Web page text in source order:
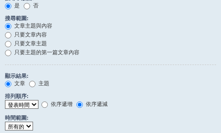
是
否
搜尋範圍:
文章主題與內容
只要文章內容
只要文章主題
只要主題的第一篇文章內容
顯示結果:
文章
主題
排列順序:
依序遞增
依序遞減
時間範圍: